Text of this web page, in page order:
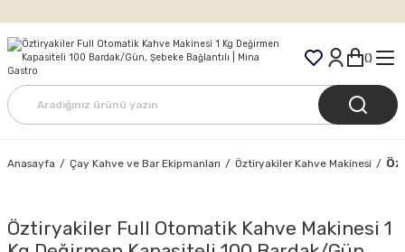
Tüm Siparişlerde Ücretsiz Kargo
Anasayfa Çay Kahve ve Bar Ekipmanları Öztiryakiler Kahve Makinesi
Öztiryakiler Full Otomatik Kahve Makinesi 1